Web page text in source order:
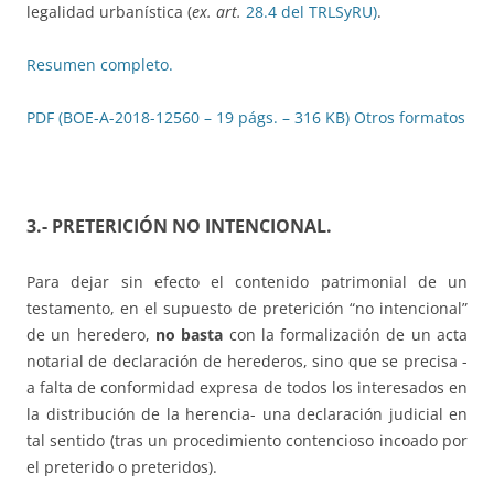
legalidad urbanística (ex. art. 28.4 del TRLSyRU).
Resumen completo.
PDF (BOE-A-2018-12560 – 19 págs. – 316 KB) Otros formatos
3.- PRETERICIÓN NO INTENCIONAL.
Para dejar sin efecto el contenido patrimonial de un
testamento, en el supuesto de preterición “no intencional”
de un heredero, no basta con la formalización de un acta
notarial de declaración de herederos, sino que se precisa -
a falta de conformidad expresa de todos los interesados en
la distribución de la herencia- una declaración judicial en
tal sentido (tras un procedimiento contencioso incoado por
el preterido o preteridos).